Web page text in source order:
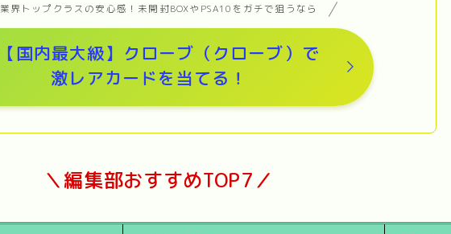
業界トップクラスの安心感！未開封BOXやPSA10をガチで狙うなら
【国内最大級】クローブ（クローブ）で
激レアカードを当てる！
＼編集部おすすめTOP7／